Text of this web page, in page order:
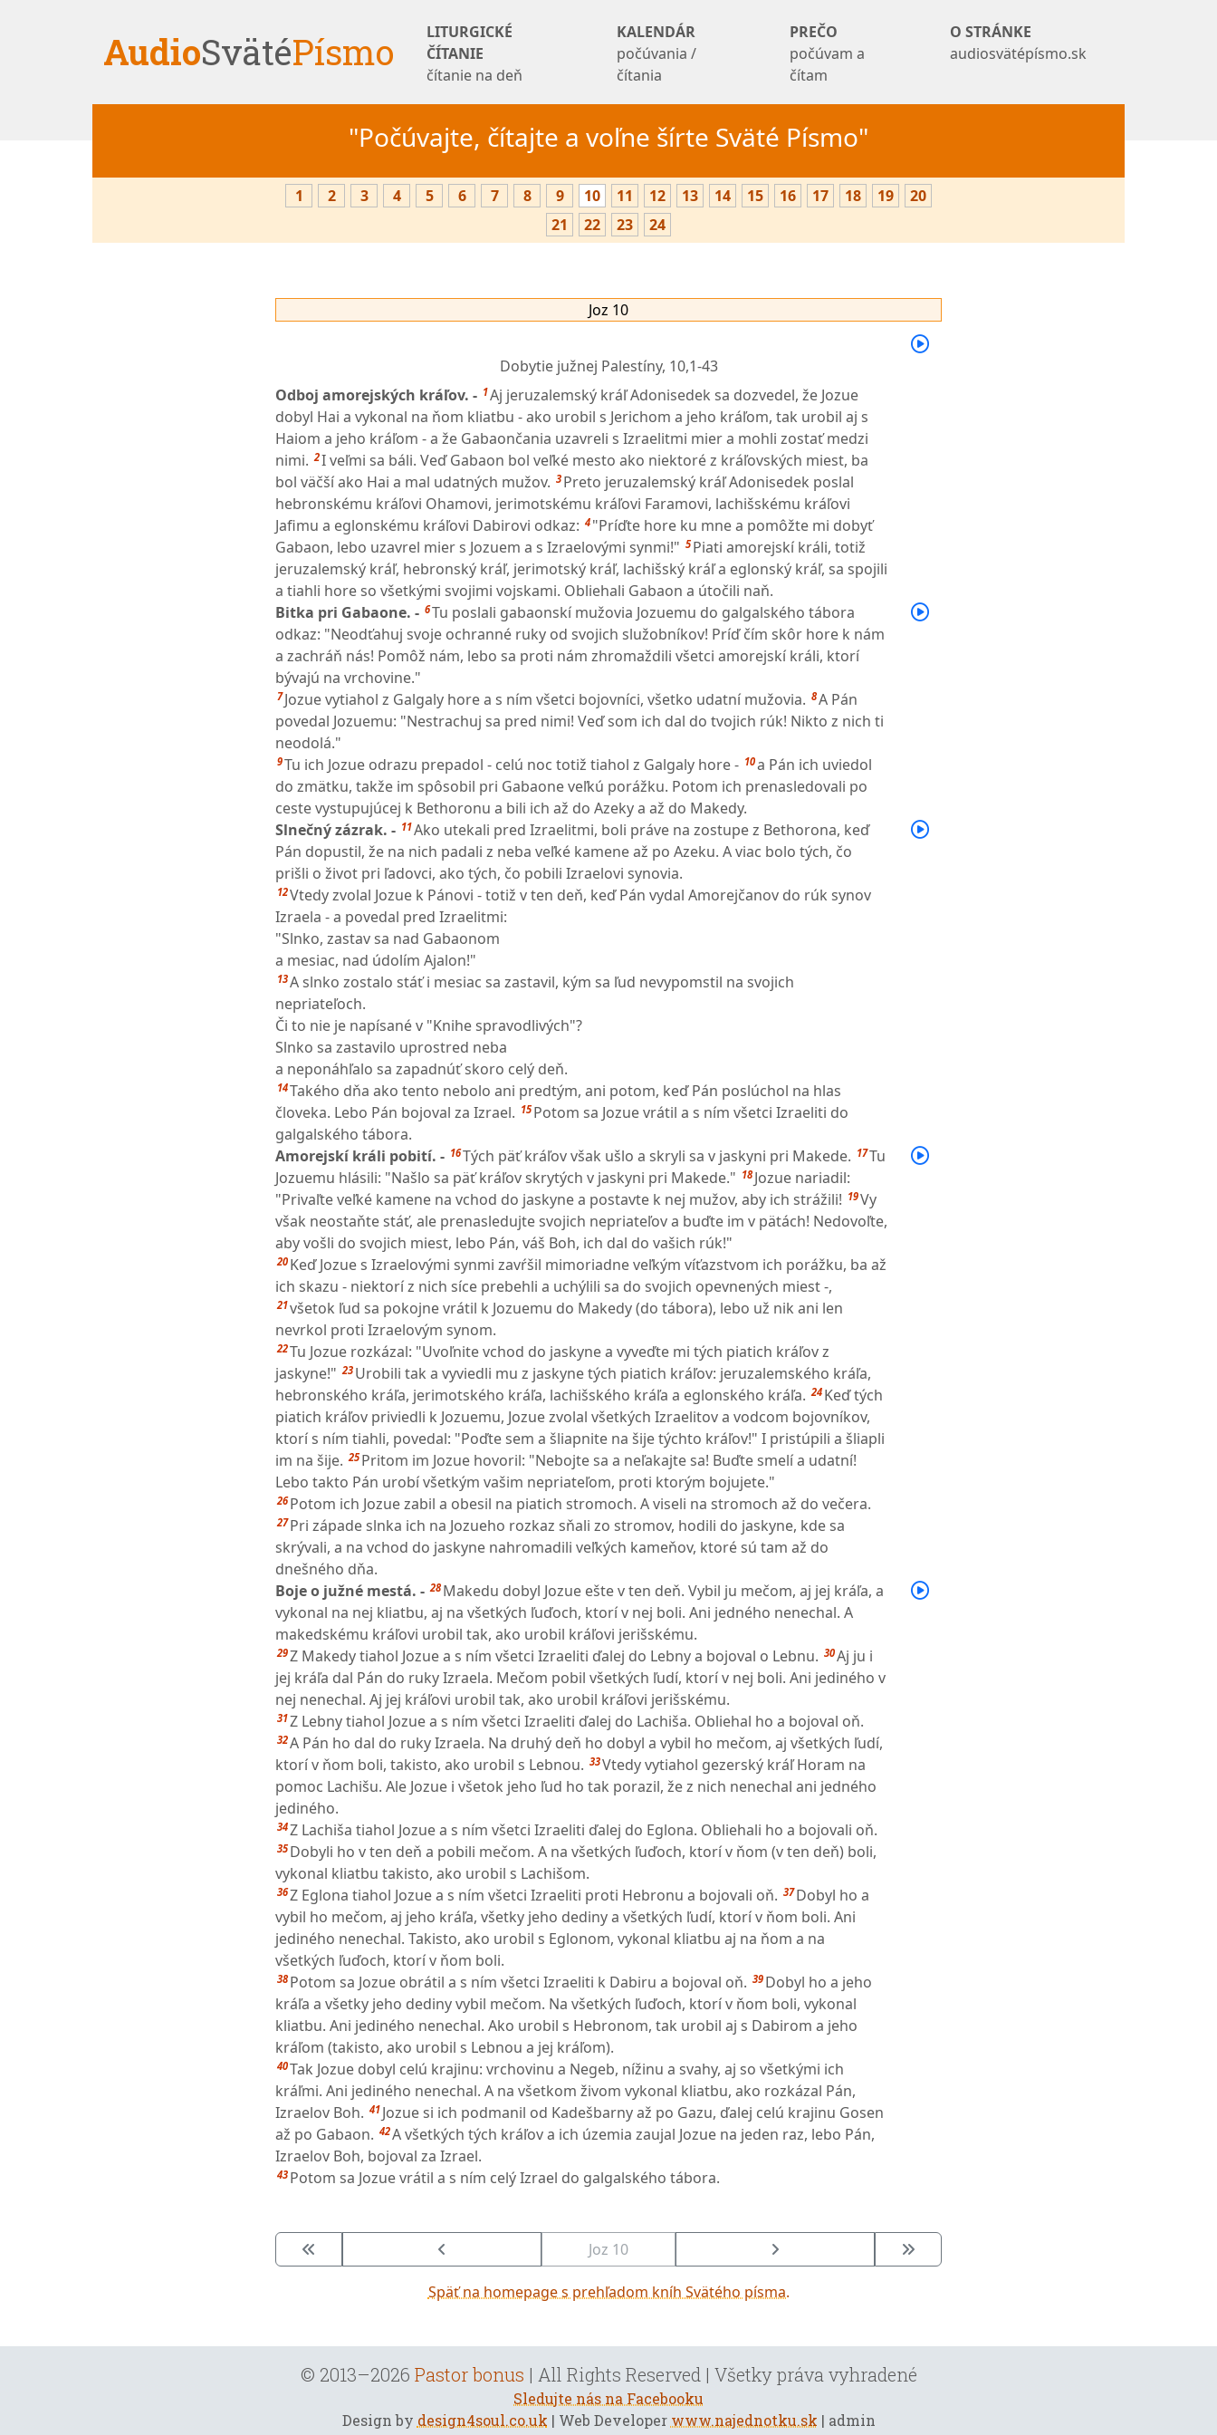
AudioSvätéPísmo
LITURGICKÉ
ČÍTANIE
čítanie na deň
KALENDÁR
počúvania /
čítania
PREČO
počúvam a
čítam
O STRÁNKE
audiosvätépísmo.sk
"Počúvajte, čítajte a voľne šírte Sväté Písmo"
1 2 3 4 5 6 7 8 9 10 11 12 13 14 15 16 17 18 19
20
21
22 23 24
Joz 10
Dobytie južnej Palestíny, 10,1-43
Odboj amorejských kráľov. - 1Aj jeruzalemský kráľ Adonisedek sa dozvedel, že Jozue
dobyl Hai a vykonal na ňom kliatbu - ako urobil s Jerichom a jeho kráľom, tak urobil aj s
Haiom a jeho kráľom - a že Gabaončania uzavreli s Izraelitmi mier a mohli zostať medzi
nimi. 2I veľmi sa báli. Veď Gabaon bol veľké mesto ako niektoré z kráľovských miest, ba
bol väčší ako Hai a mal udatných mužov. 3 Preto jeruzalemský kráľ Adonisedek poslal
hebronskému kráľovi Ohamovi, jerimotskému kráľovi Faramovi, lachišskému kráľovi
Jafimu a eglonskému kráľovi Dabirovi odkaz: 4 "Príďte hore ku mne a pomôžte mi dobyť
Gabaon, lebo uzavrel mier s Jozuem a s Izraelovými synmi!" 5 Piati amorejskí králi, totiž
jeruzalemský kráľ, hebronský kráľ, jerimotský kráľ, lachišský kráľ a eglonský kráľ, sa spojili
a tiahli hore so všetkými svojimi vojskami. Obliehali Gabaon a útočili naň.
Bitka pri Gabaone. - 6Tu poslali gabaonskí mužovia Jozuemu do galgalského tábora
odkaz: "Neodťahuj svoje ochranné ruky od svojich služobníkov! Príď čím skôr hore k nám
a zachráň nás! Pomôž nám, lebo sa proti nám zhromaždili všetci amorejskí králi, ktorí
bývajú na vrchovine."
7 Jozue vytiahol z Galgaly hore a s ním všetci bojovníci, všetko udatní mužovia. 8A Pán
povedal Jozuemu: "Nestrachuj sa pred nimi! Veď som ich dal do tvojich rúk! Nikto z nich ti
neodolá."
9Tu ich Jozue odrazu prepadol - celú noc totiž tiahol z Galgaly hore - 10a Pán ich uviedol
do zmätku, takže im spôsobil pri Gabaone veľkú porážku. Potom ich prenasledovali po
ceste vystupujúcej k Bethoronu a bili ich až do Azeky a až do Makedy.
Slnečný zázrak. - 11Ako utekali pred Izraelitmi, boli práve na zostupe z Bethorona, keď
Pán dopustil, že na nich padali z neba veľké kamene až po Azeku. A viac bolo tých, čo
prišli o život pri ľadovci, ako tých, čo pobili Izraelovi synovia.
12Vtedy zvolal Jozue k Pánovi - totiž v ten deň, keď Pán vydal Amorejčanov do rúk synov
Izraela - a povedal pred Izraelitmi:
"Slnko, zastav sa nad Gabaonom
a mesiac, nad údolím Ajalon!"
13A slnko zostalo stáť i mesiac sa zastavil, kým sa ľud nevypomstil na svojich
nepriateľoch.
Či to nie je napísané v "Knihe spravodlivých"?
Slnko sa zastavilo uprostred neba
a neponáhľalo sa zapadnúť skoro celý deň.
14Takého dňa ako tento nebolo ani predtým, ani potom, keď Pán poslúchol na hlas
človeka. Lebo Pán bojoval za Izrael. 15 Potom sa Jozue vrátil a s ním všetci Izraeliti do
galgalského tábora.
Amorejskí králi pobití. - 16Tých päť kráľov však ušlo a skryli sa v jaskyni pri Makede. 17Tu
Jozuemu hlásili: "Našlo sa päť kráľov skrytých v jaskyni pri Makede." 18 Jozue nariadil:
"Privaľte veľké kamene na vchod do jaskyne a postavte k nej mužov, aby ich strážili! 19Vy
však neostaňte stáť, ale prenasledujte svojich nepriateľov a buďte im v pätách! Nedovoľte,
aby vošli do svojich miest, lebo Pán, váš Boh, ich dal do vašich rúk!"
20 Keď Jozue s Izraelovými synmi zavŕšil mimoriadne veľkým víťazstvom ich porážku, ba až
ich skazu - niektorí z nich síce prebehli a uchýlili sa do svojich opevnených miest -,
21všetok ľud sa pokojne vrátil k Jozuemu do Makedy (do tábora), lebo už nik ani len
nevrkol proti Izraelovým synom.
22Tu Jozue rozkázal: "Uvoľnite vchod do jaskyne a vyveďte mi tých piatich kráľov z
jaskyne!" 23 Urobili tak a vyviedli mu z jaskyne tých piatich kráľov: jeruzalemského kráľa,
hebronského kráľa, jerimotského kráľa, lachišského kráľa a eglonského kráľa. 24 Keď tých
piatich kráľov priviedli k Jozuemu, Jozue zvolal všetkých Izraelitov a vodcom bojovníkov,
ktorí s ním tiahli, povedal: "Poďte sem a šliapnite na šije týchto kráľov!" I pristúpili a šliapli
im na šije. 25 Pritom im Jozue hovoril: "Nebojte sa a neľakajte sa! Buďte smelí a udatní!
Lebo takto Pán urobí všetkým vašim nepriateľom, proti ktorým bojujete."
26 Potom ich Jozue zabil a obesil na piatich stromoch. A viseli na stromoch až do večera.
27 Pri západe slnka ich na Jozueho rozkaz sňali zo stromov, hodili do jaskyne, kde sa
skrývali, a na vchod do jaskyne nahromadili veľkých kameňov, ktoré sú tam až do
dnešného dňa.
Boje o južné mestá. - 28 Makedu dobyl Jozue ešte v ten deň. Vybil ju mečom, aj jej kráľa, a
vykonal na nej kliatbu, aj na všetkých ľuďoch, ktorí v nej boli. Ani jedného nenechal. A
makedskému kráľovi urobil tak, ako urobil kráľovi jerišskému.
29Z Makedy tiahol Jozue a s ním všetci Izraeliti ďalej do Lebny a bojoval o Lebnu. 30Aj ju i
jej kráľa dal Pán do ruky Izraela. Mečom pobil všetkých ľudí, ktorí v nej boli. Ani jediného v
nej nenechal. Aj jej kráľovi urobil tak, ako urobil kráľovi jerišskému.
31Z Lebny tiahol Jozue a s ním všetci Izraeliti ďalej do Lachiša. Obliehal ho a bojoval oň.
32A Pán ho dal do ruky Izraela. Na druhý deň ho dobyl a vybil ho mečom, aj všetkých ľudí,
ktorí v ňom boli, takisto, ako urobil s Lebnou. 33Vtedy vytiahol gezerský kráľ Horam na
pomoc Lachišu. Ale Jozue i všetok jeho ľud ho tak porazil, že z nich nenechal ani jedného
jediného.
34Z Lachiša tiahol Jozue a s ním všetci Izraeliti ďalej do Eglona. Obliehali ho a bojovali oň.
35 Dobyli ho v ten deň a pobili mečom. A na všetkých ľuďoch, ktorí v ňom (v ten deň) boli,
vykonal kliatbu takisto, ako urobil s Lachišom.
36Z Eglona tiahol Jozue a s ním všetci Izraeliti proti Hebronu a bojovali oň. 37 Dobyl ho a
vybil ho mečom, aj jeho kráľa, všetky jeho dediny a všetkých ľudí, ktorí v ňom boli. Ani
jediného nenechal. Takisto, ako urobil s Eglonom, vykonal kliatbu aj na ňom a na
všetkých ľuďoch, ktorí v ňom boli.
38 Potom sa Jozue obrátil a s ním všetci Izraeliti k Dabiru a bojoval oň. 39 Dobyl ho a jeho
kráľa a všetky jeho dediny vybil mečom. Na všetkých ľuďoch, ktorí v ňom boli, vykonal
kliatbu. Ani jediného nenechal. Ako urobil s Hebronom, tak urobil aj s Dabirom a jeho
kráľom (takisto, ako urobil s Lebnou a jej kráľom).
40Tak Jozue dobyl celú krajinu: vrchovinu a Negeb, nížinu a svahy, aj so všetkými ich
kráľmi. Ani jediného nenechal. A na všetkom živom vykonal kliatbu, ako rozkázal Pán,
Izraelov Boh. 41 Jozue si ich podmanil od Kadešbarny až po Gazu, ďalej celú krajinu Gosen
až po Gabaon. 42A všetkých tých kráľov a ich územia zaujal Jozue na jeden raz, lebo Pán,
Izraelov Boh, bojoval za Izrael.
43 Potom sa Jozue vrátil a s ním celý Izrael do galgalského tábora.
Joz 10
Späť na homepage s prehľadom kníh Svätého písma.
© 2013–2026 Pastor bonus | All Rights Reserved | Všetky práva vyhradené
Sledujte nás na Facebooku
Design by design4soul.co.uk | Web Developer www.najednotku.sk | admin